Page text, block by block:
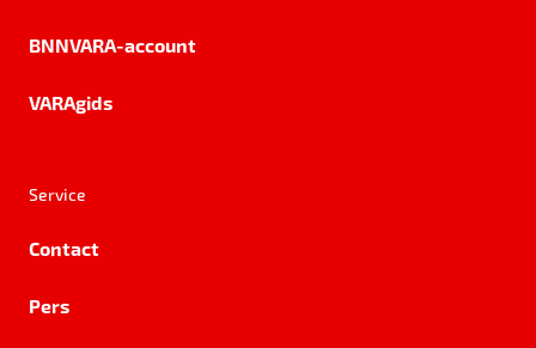
BNNVARA-account
VARAgids
Service
Contact
Pers